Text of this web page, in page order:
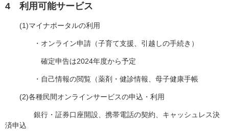
4 利用可能サービス
(1)マイナポータルの利用​
・オンライン申請（子育て支援、引越しの手続き）
確定申告は2024年度から予定
・自己情報の閲覧（薬剤・健診情報、母子健康手帳
(2)各種民間オンラインサービスの申込・利用
銀行・証券口座開設、携帯電話の契約、キャッシュレス決
済申込